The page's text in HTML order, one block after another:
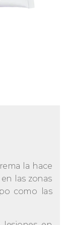
la hace
las zonas
como las